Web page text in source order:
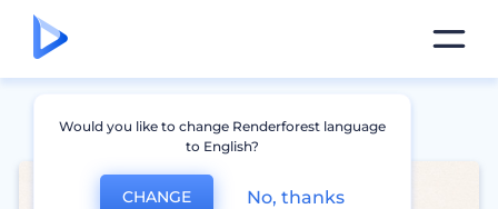
Would you like to change Renderforest language
to English?
CHANGE No, thanks